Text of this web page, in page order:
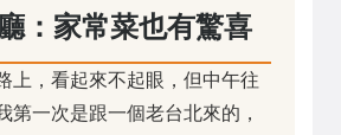
：家常菜也有驚喜
上，看起來不起眼，但中午往
第一次是跟一個老台北來的，